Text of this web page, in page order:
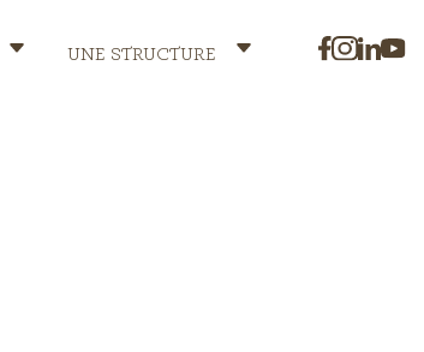
UNE STRUCTURE